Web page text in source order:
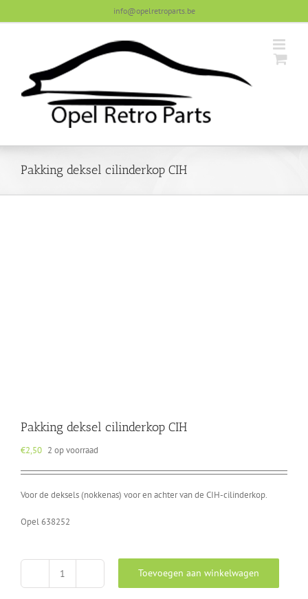
info@opelretroparts.be
Pakking deksel cilinderkop CIH
Pakking deksel cilinderkop CIH
€2,50 2 op voorraad
Voor de deksels (nokkenas) voor en achter van de CIH-cilinderkop.
Opel 638252
Pakking
deksel
Toevoegen aan winkelwagen